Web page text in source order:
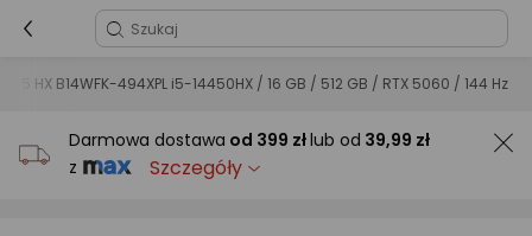
15 HX B14WFK-494XPL i5-14450HX / 16 GB / 512 GB / RTX 5060 / 144 Hz
Darmowa dostawa od 399 złlub od 39,99 zł
z
Szczegóły